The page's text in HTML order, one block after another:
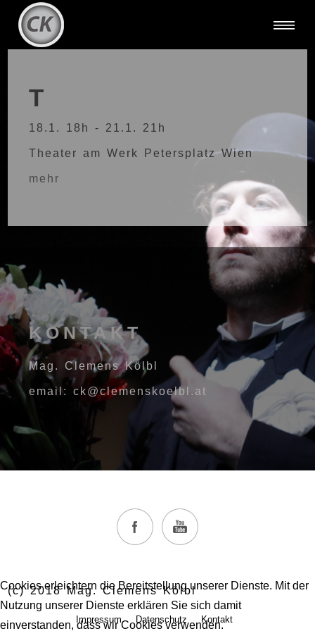
T
18.1. 18h - 21.1. 21h
Theater am Werk Petersplatz Wien
mehr
KONTAKT
Mag. Clemens Kölbl
email: ck@clemenskoelbl.at
(c) 2018 Mag. Clemens Kölbl
Impressum Datenschutz Kontakt
Cookies erleichtern die Bereitstellung unserer Dienste. Mit der
Nutzung unserer Dienste erklären Sie sich damit
einverstanden, dass wir Cookies verwenden.